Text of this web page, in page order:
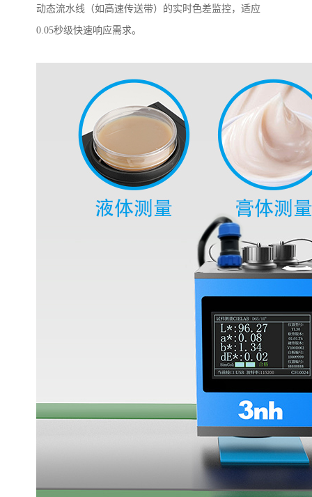
动态流水线（如高速传送带）的实时色差监控，适应
0.05秒级快速响应需求。